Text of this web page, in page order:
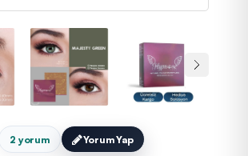
2 yorum Yorum Yap